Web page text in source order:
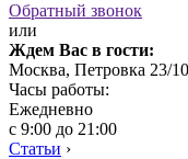
Обратный звонок
или
Ждем Вас в гости:
Москва, Петровка 23/
Часы работы:
Ежедневно
с 9:00 до 21:00
Статьи ›